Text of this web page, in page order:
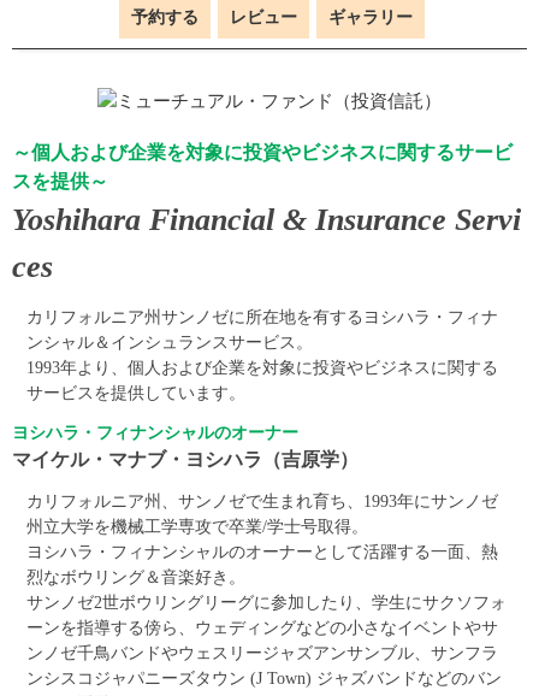
予約する レビュー ギャラリー
～個人および企業を対象に投資やビジネスに関するサービ
スを提供～
Yoshihara Financial & Insurance Servi
ces
カリフォルニア州サンノゼに所在地を有するヨシハラ・フィナ
ンシャル＆インシュランスサービス。
1993年より、個人および企業を対象に投資やビジネスに関する
サービスを提供しています。
ヨシハラ・フィナンシャルのオーナー
マイケル・マナブ・ヨシハラ（吉原学）
カリフォルニア州、サンノゼで生まれ育ち、1993年にサンノゼ
州立大学を機械工学専攻で卒業/学士号取得。
ヨシハラ・フィナンシャルのオーナーとして活躍する一面、熱
烈なボウリング＆音楽好き。
サンノゼ2世ボウリングリーグに参加したり、学生にサクソフォ
ーンを指導する傍ら、ウェディングなどの小さなイベントやサ
ンノゼ千鳥バンドやウェスリージャズアンサンブル、サンフラ
ンシスコジャパニーズタウン (J Town) ジャズバンドなどのバン